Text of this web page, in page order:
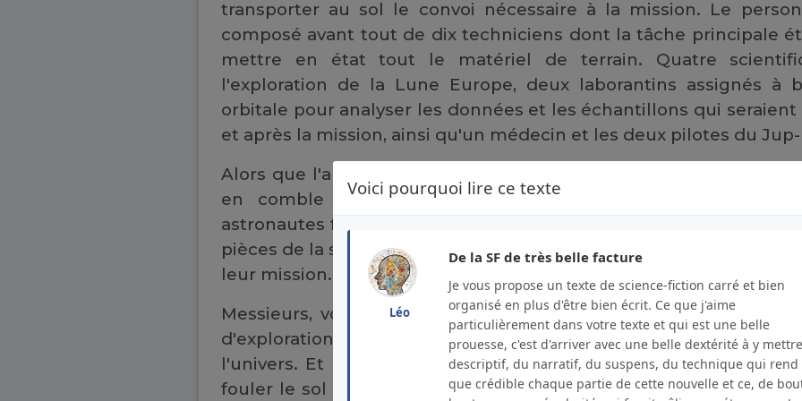
Voici pourquoi lire ce texte
Léo
De la SF de très belle facture
Je vous propose un texte de science-fiction carré et bien
organisé en plus d'être bien écrit. Ce que j'aime
particulièrement dans votre texte et qui est une belle
prouesse, c'est d'arriver avec une belle dextérité à y
descriptif, du narratif, du suspens, du technique qui rend
que crédible chaque partie de cette nouvelle et ce, de
transporter au sol le convoi nécessaire à la mission. Le
composé avant tout de dix techniciens dont la tâche principale
mettre en état tout le matériel de terrain. Quatre
l'exploration de la Lune Europe, deux laborantins assignés à
orbitale pour analyser les données et les échantillons qui
et après la mission, ainsi qu'un médecin et les deux pilotes du Jup-
Alors que l'appareillage se terminait et que chaque véhicule
en comble avant d'être placé dans la soute de
astronautes faisaient la course en apesanteur à travers les
pièces de la station jusqu'à la salle de commandement où ils
leur mission.
Messieurs, vous allez entrer dans l'Histoire. La mission Ice
d'exploration. Jamais aucun homme après Mars n'aura posé le
l'univers. Et dans maintenant un peu plus d'une heure, vous
fouler le sol glacé de Jupiter II et à plonger dans le secret de